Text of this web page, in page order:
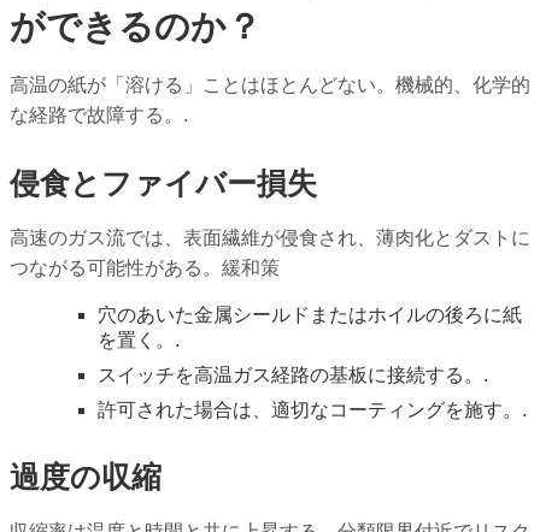
ができるのか？
高温の紙が「溶ける」ことはほとんどない。機械的、化学的
な経路で故障する。.
侵食とファイバー損失
高速のガス流では、表面繊維が侵食され、薄肉化とダストに
つながる可能性がある。緩和策
穴のあいた金属シールドまたはホイルの後ろに紙
を置く。.
スイッチを高温ガス経路の基板に接続する。.
許可された場合は、適切なコーティングを施す。.
過度の収縮